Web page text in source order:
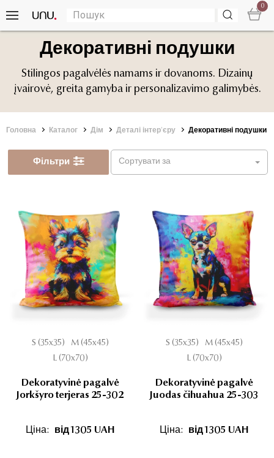
0
Декоративні подушки
Stilingos pagalvėlės namams ir dovanoms. Dizainų
įvairovė, greita gamyba ir personalizavimo galimybės.
Головна Каталог Дім Деталі інтер'єру Декоративні подушки
Фільтри Сортувати за
S (35x35)
M (45x45)
L (70x70)
Dekoratyvinė pagalvė
Jorkšyro terjeras 25-302
Ціна: від 1305 UAH
S (35x35)
M (45x45)
L (70x70)
Dekoratyvinė pagalvė
Juodas čihuahua 25-303
Ціна: від 1305 UAH